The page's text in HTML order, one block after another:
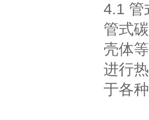
4.1 管
管式
壳体
进行
于各